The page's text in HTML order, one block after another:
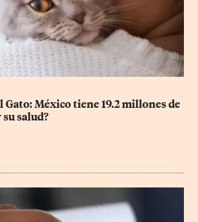
México tiene 19.2 millones de
salud?